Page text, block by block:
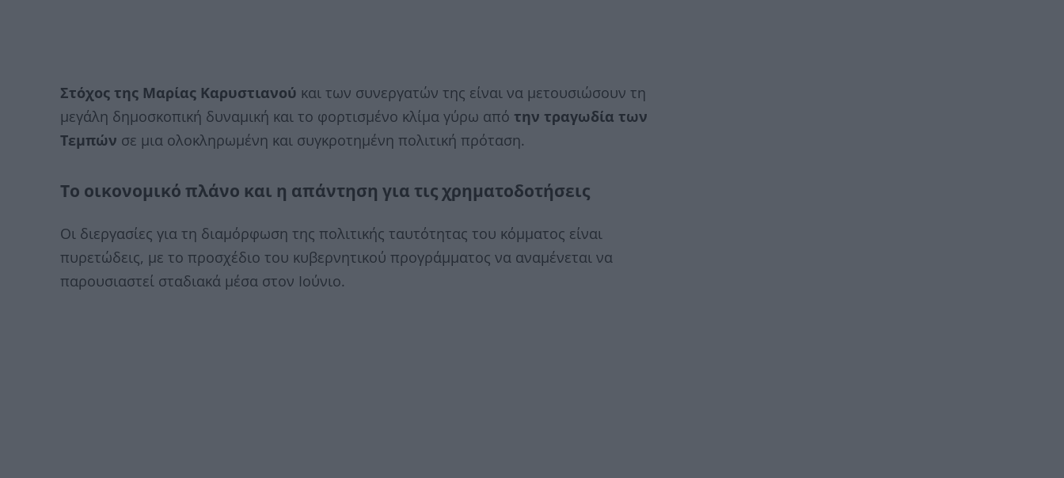
Στόχος της Μαρίας Καρυστιανού και των συνεργατών της είναι να μετουσιώσουν τη
μεγάλη δημοσκοπική δυναμική και το φορτισμένο κλίμα γύρω από την τραγωδία των
Τεμπών σε μια ολοκληρωμένη και συγκροτημένη πολιτική πρόταση.
Το οικονομικό πλάνο και η απάντηση για τις χρηματοδοτήσεις
Οι διεργασίες για τη διαμόρφωση της πολιτικής ταυτότητας του κόμματος είναι
πυρετώδεις, με το προσχέδιο του κυβερνητικού προγράμματος να αναμένεται να
παρουσιαστεί σταδιακά μέσα στον Ιούνιο.